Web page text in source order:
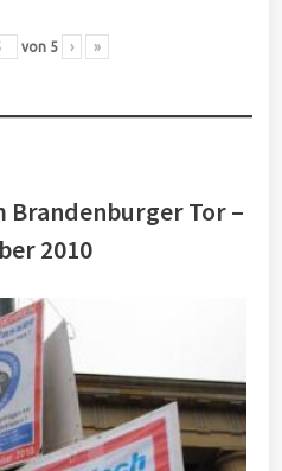
von 5 › »
Tor –
2010